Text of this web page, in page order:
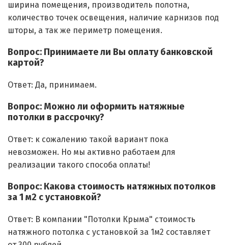
ширина помещения, производитель полотна,
количество точек освещения, наличие карнизов под
шторы, а так же периметр помещения.
Вопрос: Принимаете ли Вы оплату банковской
картой?
Ответ: Да, принимаем.
Вопрос: Можно ли оформить натяжные
потолки в рассрочку?
Ответ: к сожалению такой вариант пока
невозможен. Но мы активно работаем для
реализации такого способа оплаты!
Вопрос: Какова стоимость натяжных потолков
за 1 м2 с установкой?
Ответ: В компании "Потолки Крыма" стоимость
натяжного потолка с установкой за 1м2 составляет